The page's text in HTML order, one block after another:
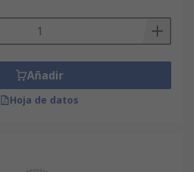
Añadir
Hoja de datos